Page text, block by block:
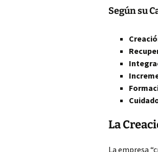
Según su
La
La empresa